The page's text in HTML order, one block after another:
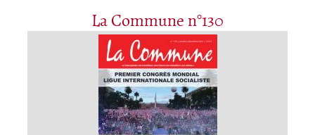
La Commune n°130